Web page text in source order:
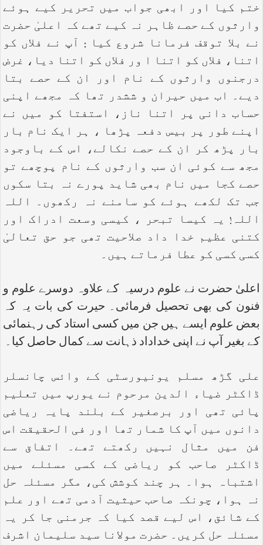
ختم کیا اور ابھی جواب میں تحریر کیے ہوئے
وارثوں کے حصے ظاہر نہ کیے تھے کہ اعلیٰ حضرت
نے بلا توقف فرمانا شروع کیا : آپ نے فلاں کو
اتنا، فلاں کو اتنا ا ور فلاں کو اتنا دیا، غرض
درجنوں وارثوں کے نام اور ان کے حصے بتا
دیے۔ اب میں حیران و ششدر تھا کہ مجھے اپنی
حساب دانی پر اتنا ناز، استفتا کو میں نے
اپنے طور پر بیس دفعہ پڑھا ، ہر ایک نام بار
بار پڑھ کر ان کے حصے نکالے، اس کے باوجود
مجھ سے کوئی ان سب وارثوں کے نام پوچھے تو
حصے کجا میں نام بھی شاید پورے نہ بتا سکوں
جب تک لکھے ہوئے کو سامنے نہ رکھوں۔ اللہ
اللہ! یہ کیسا تبحر ، کیسی وسعت ادراک اور
کتنی عظیم خدا داد صلاحیت تھی جو حق تعالیٰ
کسی کسی کو عطا فرماتے ہیں۔
اعلیٰ حضرت نے علوم درسیہ کے علاوہ دوسرے علوم و
فنون کی بھی تحصیل فرمائی۔ حیرت کی بات یہ کہ
بعض علوم ایسے ہیں جن میں کسی استاد کی رہنمائی
کے بغیر آپ نے اپنی خداداد ذہانت سے کمال حاصل کیا۔
علی گڑھ مسلم یونیورسٹی کے وائس چانسلر
ڈاکٹر ضیاء الدین مرحوم نے یورپ میں تعلیم
پائی تھی اور برصغیر کے بلند پایہ ریاضی
دانوں میں آپ کا شمار تھا اور فی الحقیقت اس
فن میں مثال نہیں رکھتے تھے۔ اتفاق سے
ڈاکٹر صاحب کو ریاضی کے کسی مسئلے میں
اشتباہ ہوا۔ ہر چند کوشش کی، مگر مسئلہ حل
نہ ہوا، چونکہ صاحب حیثیت آدمی تھے اور علم
کے شائق، اس لیے قصد کیا کہ جرمنی جا کر یہ
مسئلہ حل کریں۔ حضرت مولانا سید سلیمان اشرف